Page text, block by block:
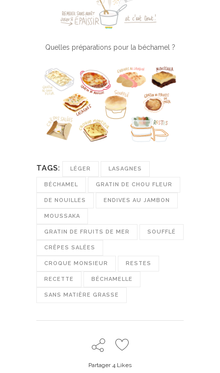
Quelles préparations pour la béchamel ?
TAGS: LÉGER LASAGNES
BÉCHAMEL GRATIN DE CHOU FLEUR
DE NOUILLES ENDIVES AU JAMBON
MOUSSAKA
GRATIN DE FRUITS DE MER SOUFFLÉ
CRÊPES SALÉES
CROQUE MONSIEUR RESTES
RECETTE BÉCHAMELLE
SANS MATIÈRE GRASSE
Partager 4 Likes